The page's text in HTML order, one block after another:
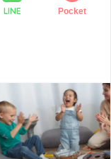
LINE Pocket